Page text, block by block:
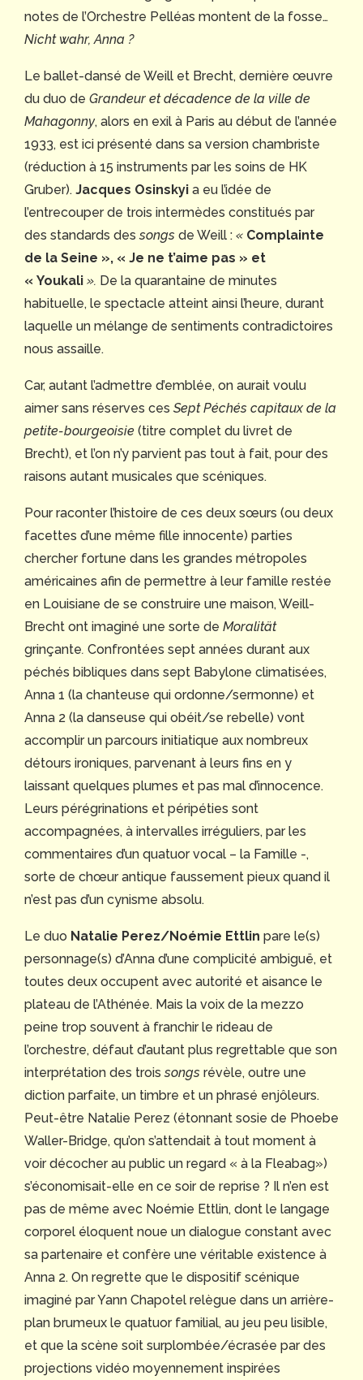
notes de l’Orchestre Pelléas montent de la fosse…
Nicht wahr, Anna ?
Le ballet-dansé de Weill et Brecht, dernière œuvre
du duo de Grandeur et décadence de la ville de
Mahagonny, alors en exil à Paris au début de l’année
1933, est ici présenté dans sa version chambriste
(réduction à 15 instruments par les soins de HK
Gruber). Jacques Osinskyi a eu l’idée de
l’entrecouper de trois intermèdes constitués par
des standards dessongs de Weill : « Complainte
de la Seine », « Je ne t’aime pas » et
« Youkali ». De la quarantaine de minutes
habituelle, le spectacle atteint ainsi l’heure, durant
laquelle un mélange de sentiments contradictoires
nous assaille.
Car, autant l’admettre d’emblée, on aurait voulu
aimer sans réserves ces Sept Péchés capitaux de la
petite-bourgeoisie (titre complet du livret de
Brecht), et l’on n’y parvient pas tout à fait, pour des
raisons autant musicales que scéniques.
Pour raconter l’histoire de ces deux sœurs (ou deux
facettes d’une même fille innocente) parties
chercher fortune dans les grandes métropoles
américaines afin de permettre à leur famille restée
en Louisiane de se construire une maison, Weill-
Brecht ont imaginé une sorte de Moralität
grinçante. Confrontées sept années durant aux
péchés bibliques dans sept Babylone climatisées,
Anna 1 (la chanteuse qui ordonne/sermonne) et
Anna 2 (la danseuse qui obéit/se rebelle) vont
accomplir un parcours initiatique aux nombreux
détours ironiques, parvenant à leurs fins en y
laissant quelques plumes et pas mal d’innocence.
Leurs pérégrinations et péripéties sont
accompagnées, à intervalles irréguliers, par les
commentaires d’un quatuor vocal – la Famille -,
sorte de chœur antique faussement pieux quand il
n’est pas d’un cynisme absolu.
Le duo Natalie Perez/Noémie Ettlin pare le(s)
personnage(s) d’Anna d’une complicité ambiguë, et
toutes deux occupent avec autorité et aisance le
plateau de l’Athénée. Mais la voix de la mezzo
peine trop souvent à franchir le rideau de
l’orchestre, défaut d’autant plus regrettable que son
interprétation des troissongs révèle, outre une
diction parfaite, un timbre et un phrasé enjôleurs.
Peut-être Natalie Perez (étonnant sosie de Phoebe
Waller-Bridge, qu’on s’attendait à tout moment à
voir décocher au public un regard « à la Fleabag»)
s’économisait-elle en ce soir de reprise ? Il n’en est
pas de même avec Noémie Ettlin, dont le langage
corporel éloquent noue un dialogue constant avec
sa partenaire et confère une véritable existence à
Anna 2. On regrette que le dispositif scénique
imaginé par Yann Chapotel relègue dans un arrière-
plan brumeux le quatuor familial, au jeu peu lisible,
et que la scène soit surplombée/écrasée par des
projections vidéo moyennement inspirées